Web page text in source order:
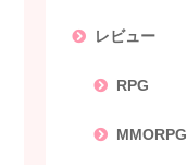
レビュー
RPG
MMORPG